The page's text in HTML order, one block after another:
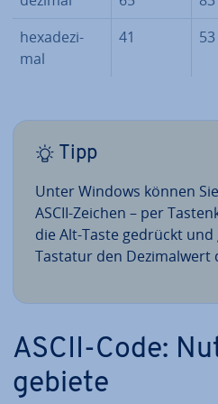
he­xa­de­zi­
mal
41 53
Tipp
Unter Windows können
ASCII-Zeichen – per
die Alt-Taste gedrückt
Tastatur den De­zi­mal­wert
ASCII-Code:
ge­bie­te